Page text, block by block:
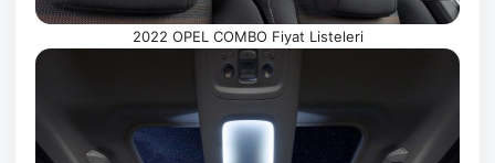
2022 OPEL COMBO Fiyat Listeleri